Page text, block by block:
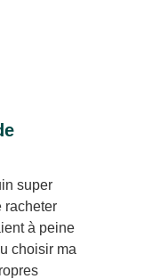
super
racheter
à peine
choisir ma